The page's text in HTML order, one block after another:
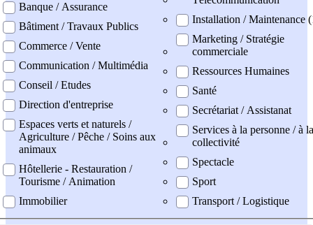
Banque / Assurance
Bâtiment / Travaux Publics
Commerce / Vente
Communication / Multimédia
Conseil / Etudes
Direction d'entreprise
Espaces verts et naturels /
Agriculture / Pêche / Soins aux
animaux
Hôtellerie - Restauration /
Tourisme / Animation
Immobilier
Installation / Maintenance
Marketing / Stratégie
commerciale
Ressources Humaines
Santé
Secrétariat / Assistanat
Services à la personne / à la
collectivité
Spectacle
Sport
Transport / Logistique